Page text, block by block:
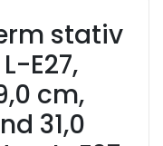
stativ
E27,
cm,
31,0